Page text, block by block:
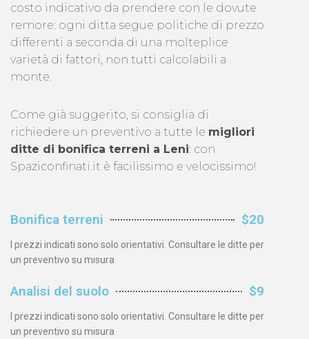
costo indicativo da prendere con le dovute
remore: ogni ditta segue politiche di prezzo
differenti a seconda di una molteplice
varietà di fattori, non tutti calcolabili a
monte.
Come già suggerito, si consiglia di
richiedere un preventivo a tutte le migliori
ditte di bonifica terreni a Leni: con
Spaziconfinati.it è facilissimo e velocissimo!
Bonifica terreni $20
I prezzi indicati sono solo orientativi. Consultare le ditte per
un preventivo su misura
Analisi del suolo $9
I prezzi indicati sono solo orientativi. Consultare le ditte per
un preventivo su misura